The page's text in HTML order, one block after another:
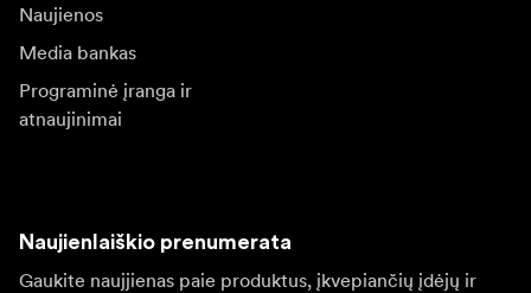
Naujienos
Media bankas
Programinė įranga ir
atnaujinimai
Naujienlaiškio prenumerata
Gaukite naujjienas paie produktus, įkvepiančių įdėjų ir